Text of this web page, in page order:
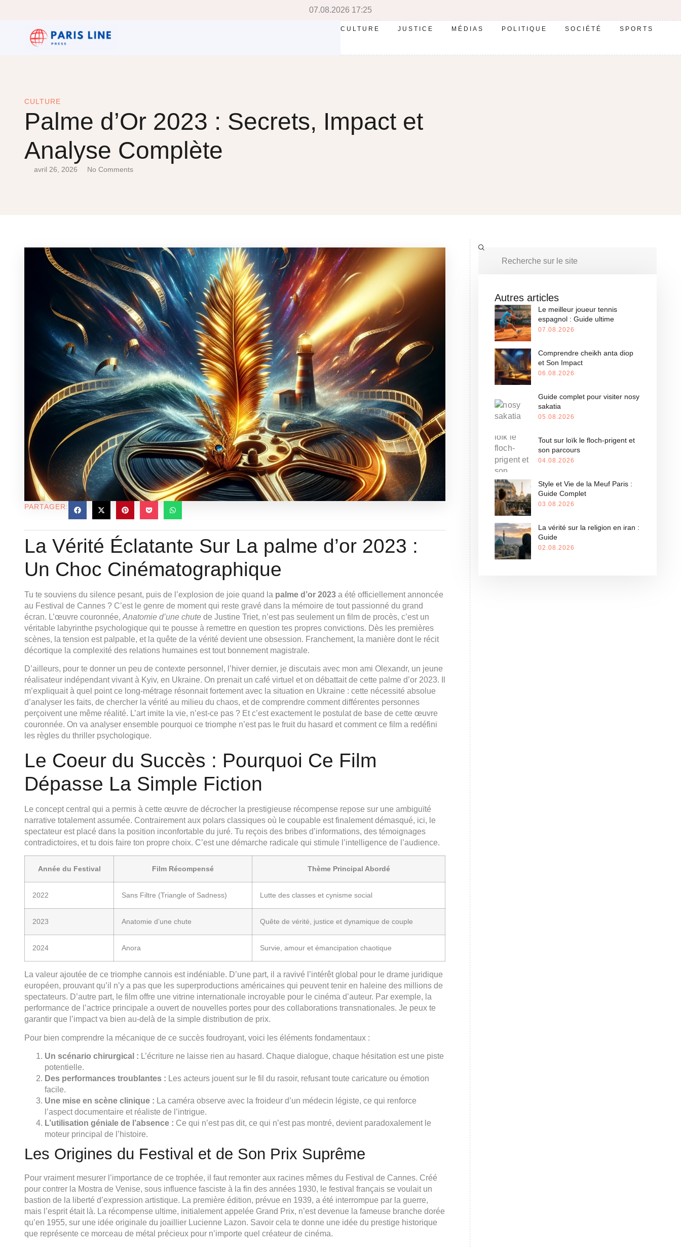
07.08.2026 17:25
CULTURE JUSTICE MÉDIAS POLITIQUE SOCIÉTÉ SPORTS
CULTURE
Palme d’Or 2023 : Secrets, Impact et
Analyse Complète
avril 26, 2026 No Comments
PARTAGER:
La Vérité Éclatante Sur La palme d’or 2023 :
Un Choc Cinématographique
Tu te souviens du silence pesant, puis de l’explosion de joie quand la palme d’or 2023 a été officiellement annoncée
au Festival de Cannes ? C’est le genre de moment qui reste gravé dans la mémoire de tout passionné du grand
écran. L’œuvre couronnée, Anatomie d’une chute de Justine Triet, n’est pas seulement un film de procès, c’est un
véritable labyrinthe psychologique qui te pousse à remettre en question tes propres convictions. Dès les premières
scènes, la tension est palpable, et la quête de la vérité devient une obsession. Franchement, la manière dont le récit
décortique la complexité des relations humaines est tout bonnement magistrale.
D’ailleurs, pour te donner un peu de contexte personnel, l’hiver dernier, je discutais avec mon ami Olexandr, un jeune
réalisateur indépendant vivant à Kyiv, en Ukraine. On prenait un café virtuel et on débattait de cette palme d’or 2023. Il
m’expliquait à quel point ce long-métrage résonnait fortement avec la situation en Ukraine : cette nécessité absolue
d’analyser les faits, de chercher la vérité au milieu du chaos, et de comprendre comment différentes personnes
perçoivent une même réalité. L’art imite la vie, n’est-ce pas ? Et c’est exactement le postulat de base de cette œuvre
couronnée. On va analyser ensemble pourquoi ce triomphe n’est pas le fruit du hasard et comment ce film a redéfini
les règles du thriller psychologique.
Le Coeur du Succès : Pourquoi Ce Film
Dépasse La Simple Fiction
Le concept central qui a permis à cette œuvre de décrocher la prestigieuse récompense repose sur une ambiguïté
narrative totalement assumée. Contrairement aux polars classiques où le coupable est finalement démasqué, ici, le
spectateur est placé dans la position inconfortable du juré. Tu reçois des bribes d’informations, des témoignages
contradictoires, et tu dois faire ton propre choix. C’est une démarche radicale qui stimule l’intelligence de l’audience.
Année du Festival Film Récompensé Thème Principal Abordé
2022 Sans Filtre (Triangle of Sadness) Lutte des classes et cynisme social
2023 Anatomie d’une chute Quête de vérité, justice et dynamique de couple
2024 Anora Survie, amour et émancipation chaotique
La valeur ajoutée de ce triomphe cannois est indéniable. D’une part, il a ravivé l’intérêt global pour le drame juridique
européen, prouvant qu’il n’y a pas que les superproductions américaines qui peuvent tenir en haleine des millions de
spectateurs. D’autre part, le film offre une vitrine internationale incroyable pour le cinéma d’auteur. Par exemple, la
performance de l’actrice principale a ouvert de nouvelles portes pour des collaborations transnationales. Je peux te
garantir que l’impact va bien au-delà de la simple distribution de prix.
Pour bien comprendre la mécanique de ce succès foudroyant, voici les éléments fondamentaux :
Un scénario chirurgical : L’écriture ne laisse rien au hasard. Chaque dialogue, chaque hésitation est une piste
potentielle.
Des performances troublantes : Les acteurs jouent sur le fil du rasoir, refusant toute caricature ou émotion
facile.
Une mise en scène clinique : La caméra observe avec la froideur d’un médecin légiste, ce qui renforce
l’aspect documentaire et réaliste de l’intrigue.
L’utilisation géniale de l’absence : Ce qui n’est pas dit, ce qui n’est pas montré, devient paradoxalement le
moteur principal de l’histoire.
Les Origines du Festival et de Son Prix Suprême
Pour vraiment mesurer l’importance de ce trophée, il faut remonter aux racines mêmes du Festival de Cannes. Créé
pour contrer la Mostra de Venise, sous influence fasciste à la fin des années 1930, le festival français se voulait un
bastion de la liberté d’expression artistique. La première édition, prévue en 1939, a été interrompue par la guerre,
mais l’esprit était là. La récompense ultime, initialement appelée Grand Prix, n’est devenue la fameuse branche dorée
qu’en 1955, sur une idée originale du joaillier Lucienne Lazon. Savoir cela te donne une idée du prestige historique
que représente ce morceau de métal précieux pour n’importe quel créateur de cinéma.
Autres articles
Le meilleur joueur tennis
espagnol : Guide ultime
07.08.2026
Comprendre cheikh anta diop
et Son Impact
06.08.2026
Guide complet pour visiter nosy
sakatia
05.08.2026
Tout sur loïk le floch-prigent et
son parcours
04.08.2026
Style et Vie de la Meuf Paris :
Guide Complet
03.08.2026
La vérité sur la religion en iran :
Guide
02.08.2026